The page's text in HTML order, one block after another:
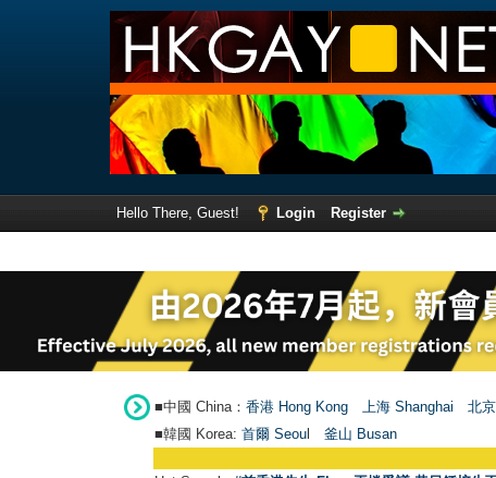
Hello There, Guest! Login
Register
■中國 China： 香港 Hong Kong 上海 Shanghai 北
■韓國 Korea: 首爾 Seou 釜山 Busan